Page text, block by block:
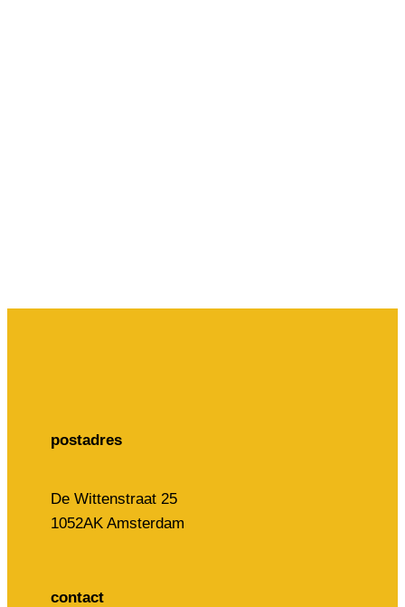
postadres
De Wittenstraat 25
1052AK Amsterdam
contact